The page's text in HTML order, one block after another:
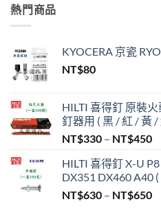
熱門商品
KYOCERA 京瓷
NT$80
HILTI 喜得釘 原裝
釘器用 ( 黑 / 紅 / 黃 /
NT$330 – NT$450價
HILTI 喜得釘 X-U
DX351 DX460 A40 (
NT$630 – NT$650價